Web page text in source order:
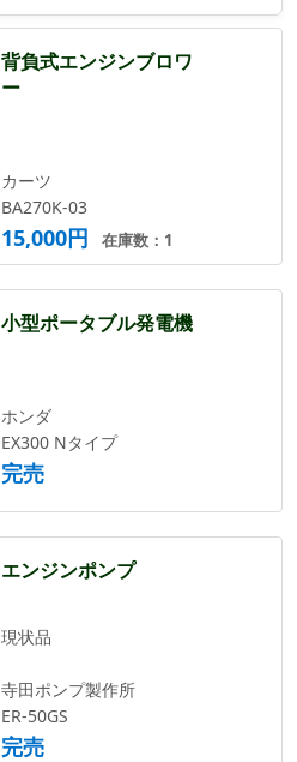
背負式エンジンブロワ
ー
カーツ
BA270K-03
15,000円 在庫数：1
小型ポータブル発電機
ホンダ
EX300 Nタイプ
完売
エンジンポンプ
現状品
寺田ポンプ製作所
ER-50GS
完売